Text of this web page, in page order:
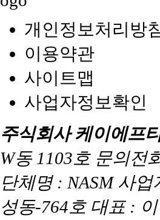
개인정보처리방
이용약관
사이트맵
사업자정보확인
주식회사 케이에프
W동 1103호 문의전
단체명 : NASM 사
성동-764호 대표 :